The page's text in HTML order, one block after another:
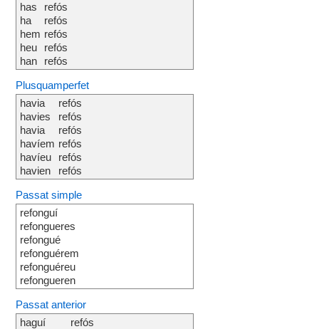
has
ha
hem
heu
han
refós
refós
refós
refós
refós
Plusquamperfet
havia
havies
havia
havíem
havíeu
havien
refós
refós
refós
refós
refós
refós
Passat simple
refonguí
refongueres
refongué
refonguérem
refonguéreu
refongueren
Passat anterior
haguí
refós